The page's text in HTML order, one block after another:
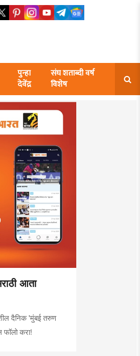
पुन्हा
देवेंद्र
संघ शताब्दी वर्ष
विशेष
आता
दैनिक 'मुंबई तरुण
करा!